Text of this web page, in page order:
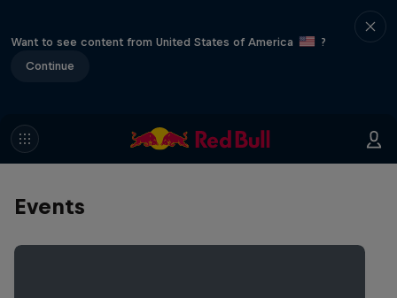
Want to see content from United States of America
?
Continue
Events